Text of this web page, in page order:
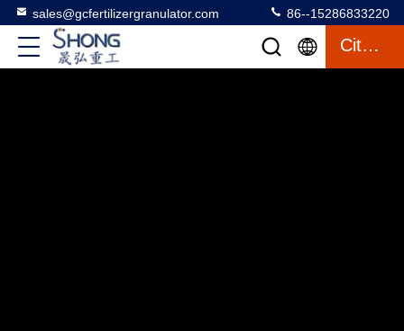
sales@gcfertilizergranulator.com 86--15286833220
Citazione